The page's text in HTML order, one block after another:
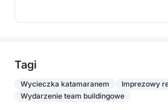
Tagi
Wycieczka katamaranem
Imprezowy
Wydarzenie team buildingowe